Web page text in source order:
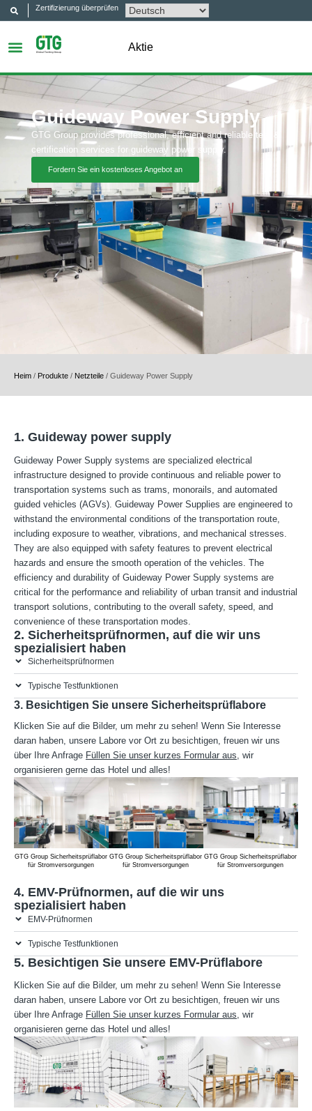
Zertifizierung überprüfen
Aktie
Guideway Power Supply
GTG Group provides professional, efficient and reliable test &
certification services for guideway power supply.
Fordern Sie ein kostenloses Angebot an
Heim / Produkte / Netzteile / Guideway Power Supply
1. Guideway power supply
Guideway Power Supply systems are specialized electrical
infrastructure designed to provide continuous and reliable power to
transportation systems such as trams, monorails, and automated
guided vehicles (AGVs). Guideway Power Supplies are engineered to
withstand the environmental conditions of the transportation route,
including exposure to weather, vibrations, and mechanical stresses.
They are also equipped with safety features to prevent electrical
hazards and ensure the smooth operation of the vehicles. The
efficiency and durability of Guideway Power Supply systems are
critical for the performance and reliability of urban transit and industrial
transport solutions, contributing to the overall safety, speed, and
convenience of these transportation modes.
2. Sicherheitsprüfnormen, auf die wir uns
spezialisiert haben
Sicherheitsprüfnormen
Typische Testfunktionen
3. Besichtigen Sie unsere Sicherheitsprüflabore
Klicken Sie auf die Bilder, um mehr zu sehen! Wenn Sie Interesse
daran haben, unsere Labore vor Ort zu besichtigen, freuen wir uns
über Ihre Anfrage Füllen Sie unser kurzes Formular aus, wir
organisieren gerne das Hotel und alles!
GTG Group Sicherheitsprüflabor
für Stromversorgungen
GTG Group Sicherheitsprüflabor
für Stromversorgungen
GTG Group Sicherheitsprüflabor
für Stromversorgungen
4. EMV-Prüfnormen, auf die wir uns
spezialisiert haben
EMV-Prüfnormen
Typische Testfunktionen
5. Besichtigen Sie unsere EMV-Prüflabore
Klicken Sie auf die Bilder, um mehr zu sehen! Wenn Sie Interesse
daran haben, unsere Labore vor Ort zu besichtigen, freuen wir uns
über Ihre Anfrage Füllen Sie unser kurzes Formular aus , wir
organisieren gerne das Hotel und alles!